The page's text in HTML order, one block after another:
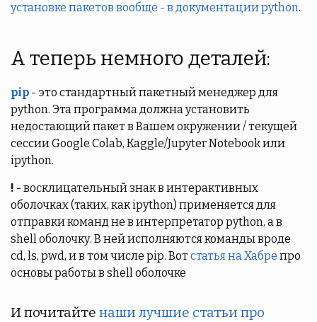
установке пакетов вообще - в документации python.
А теперь немного деталей:
pip - это стандартный пакетный менеджер для
python. Эта программа должна установить
недостающий пакет в Вашем окружении / текущей
сессии Google Colab, Kaggle/Jupyter Notebook или
ipython.
! - восклицательный знак в интерактивных
оболочках (таких, как ipython) применяется для
отправки команд не в интерпретатор python, а в
shell оболочку. В ней исполняются команды вроде
cd, ls, pwd, и в том числе pip. Вотстатья на Хабре про
основы работы в shell оболочке
И почитайте наши лучшие статьи про